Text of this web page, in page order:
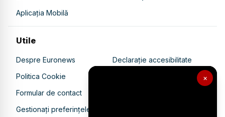
×
Aplicația Mobilă
Utile
Despre Euronews
Declarație accesibilitate
Politica Cookie
Politica de confidențialitate
Formular de contact
Gestionați preferințele